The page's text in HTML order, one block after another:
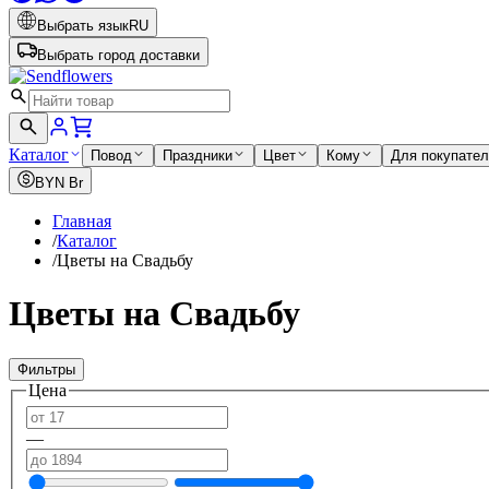
Выбрать языкRU
Выбрать город доставки
Каталог Повод Праздники Цвет Кому
Для
BYN Br
Главная
/Каталог
/Цветы на Свадьбу
Цветы на Свадьбу
Фильтры
Цена
—